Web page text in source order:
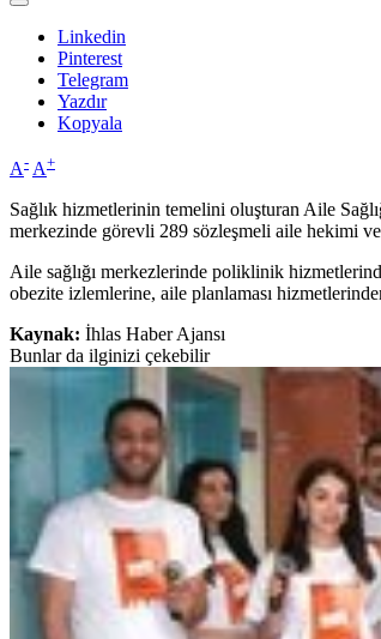
Linkedin
Pinterest
Telegram
Yazdır
Kopyala
A- A+
Sağlık hizmetlerinin temelini oluşturan Aile
merkezinde görevli 289 sözleşmeli aile hekimi ve
Aile sağlığı merkezlerinde poliklinik
obezite izlemlerine, aile planlaması
Kaynak: İhlas Haber Ajansı
Bunlar da ilginizi çekebilir